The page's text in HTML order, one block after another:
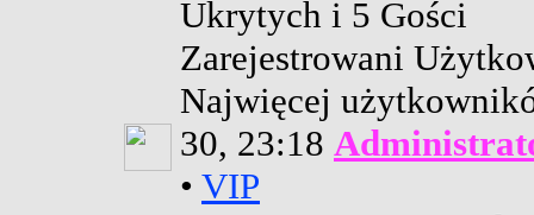
Ukrytych i 5 Gości
Zarejestrowani
Najwięcej
30, 23:18
• VIP